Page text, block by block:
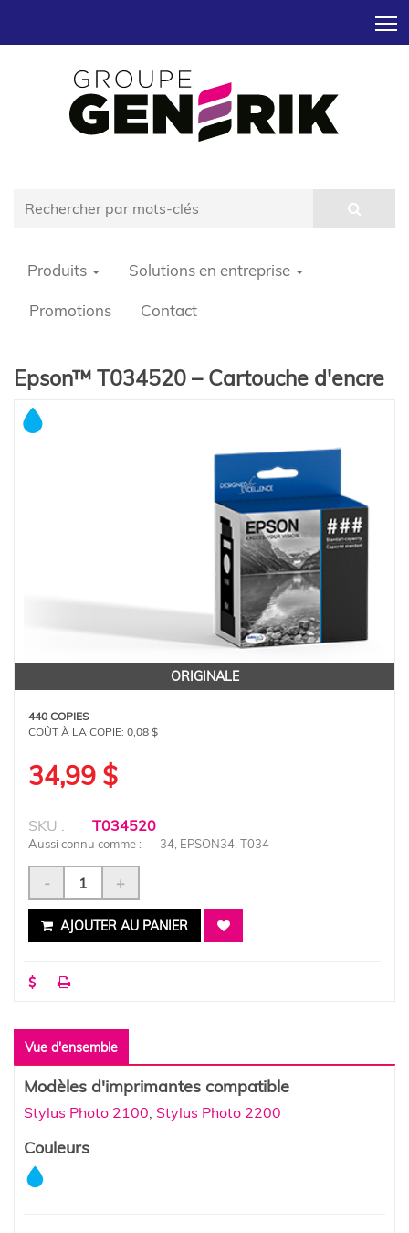
Produits Solutions en entreprise
Promotions Contact
Epson™ T034520 – Cartouche d'encre
ORIGINALE
440 COPIES
COÛT À LA COPIE: 0,08 $
34,99 $
SKU : T034520
Aussi connu comme : 34, EPSON34, T034
- +
AJOUTER AU PANIER
Vue d'ensemble
Modèles d'imprimantes compatible
Stylus Photo 2100, Stylus Photo 2200
Couleurs